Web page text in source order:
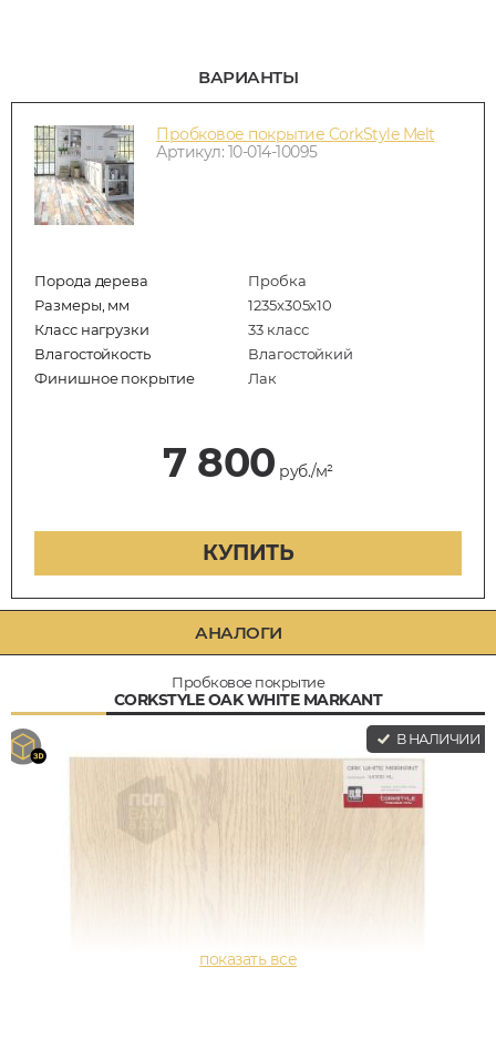
ВАРИАНТЫ
Пробковое покрытие CorkStyle Melt
Артикул: 10-014-10095
Порода дерева
Пробка
Размеры, мм
1235x305x10
Класс нагрузки
33 класс
Влагостойкость
Влагостойкий
Финишное покрытие
Лак
7 800 руб./м²
КУПИТЬ
АНАЛОГИ
Пробковое покрытие
CORKSTYLE OAK WHITE MARKANT
В НАЛИЧИИ